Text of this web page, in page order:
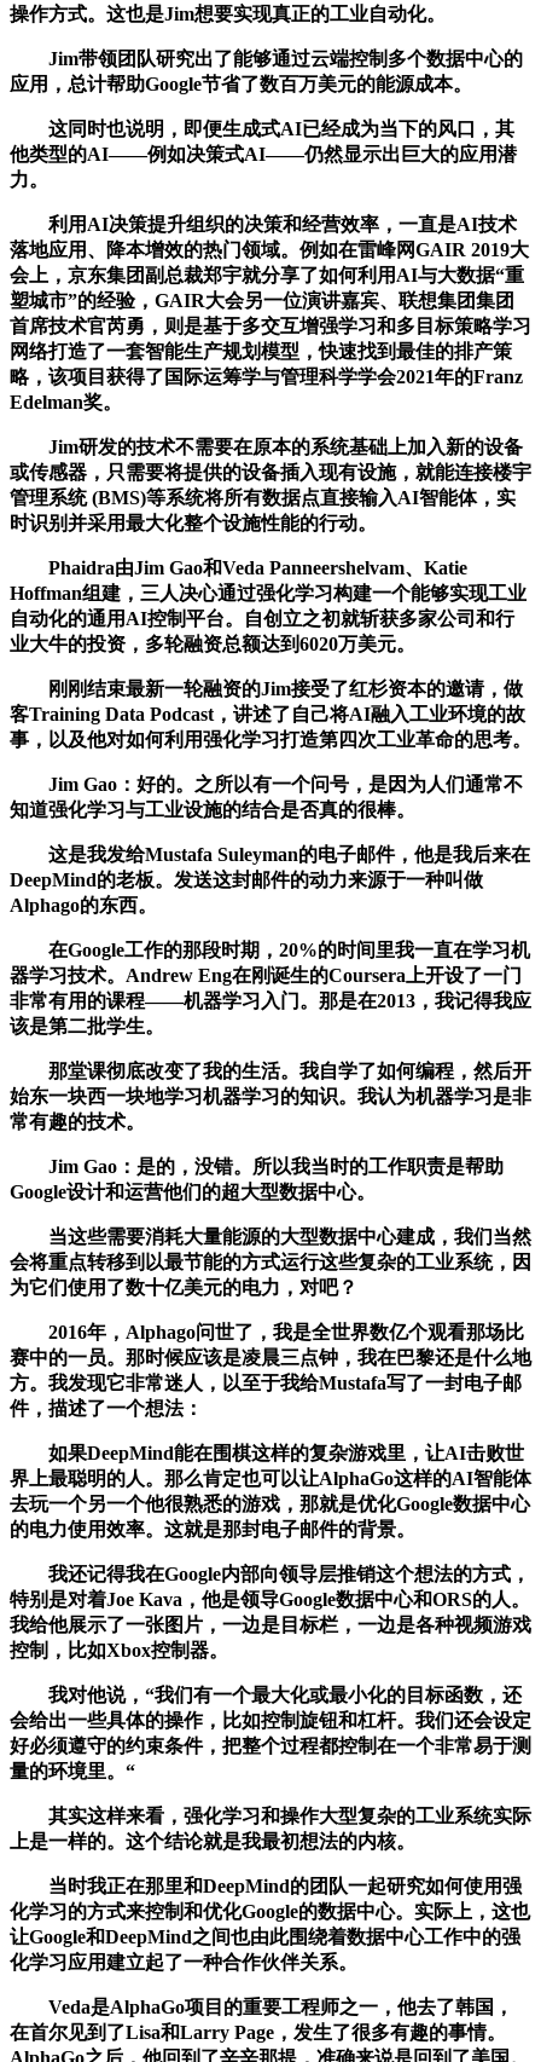
操作方式。这也是Jim想要实现真正的工业自动化。
Jim带领团队研究出了能够通过云端控制多个数据中心的
应用，总计帮助Google节省了数百万美元的能源成本。
这同时也说明，即便生成式AI已经成为当下的风口，其
他类型的AI——例如决策式AI——仍然显示出巨大的应用潜
力。
利用AI决策提升组织的决策和经营效率，一直是AI技术
落地应用、降本增效的热门领域。例如在雷峰网GAIR 2019大
会上，京东集团副总裁郑宇就分享了如何利用AI与大数据“重
塑城市”的经验，GAIR大会另一位演讲嘉宾、联想集团集团
首席技术官芮勇，则是基于多交互增强学习和多目标策略学习
网络打造了一套智能生产规划模型，快速找到最佳的排产策
略，该项目获得了国际运筹学与管理科学学会2021年的Franz
Edelman奖。
Jim研发的技术不需要在原本的系统基础上加入新的设备
或传感器，只需要将提供的设备插入现有设施，就能连接楼宇
管理系统 (BMS)等系统将所有数据点直接输入AI智能体，实
时识别并采用最大化整个设施性能的行动。
Phaidra由Jim Gao和Veda Panneershelvam、Katie
Hoffman组建，三人决心通过强化学习构建一个能够实现工业
自动化的通用AI控制平台。自创立之初就斩获多家公司和行
业大牛的投资，多轮融资总额达到6020万美元。
刚刚结束最新一轮融资的Jim接受了红杉资本的邀请，做
客Training Data Podcast，讲述了自己将AI融入工业环境的故
事，以及他对如何利用强化学习打造第四次工业革命的思考。
Jim Gao：好的。之所以有一个问号，是因为人们通常不
知道强化学习与工业设施的结合是否真的很棒。
这是我发给Mustafa Suleyman的电子邮件，他是我后来在
DeepMind的老板。发送这封邮件的动力来源于一种叫做
Alphago的东西。
在Google工作的那段时期，20%的时间里我一直在学习机
器学习技术。Andrew Eng在刚诞生的Coursera上开设了一门
非常有用的课程——机器学习入门。那是在2013，我记得我应
该是第二批学生。
那堂课彻底改变了我的生活。我自学了如何编程，然后开
始东一块西一块地学习机器学习的知识。我认为机器学习是非
常有趣的技术。
Jim Gao：是的，没错。所以我当时的工作职责是帮助
Google设计和运营他们的超大型数据中心。
当这些需要消耗大量能源的大型数据中心建成，我们当然
会将重点转移到以最节能的方式运行这些复杂的工业系统，因
为它们使用了数十亿美元的电力，对吧？
2016年，Alphago问世了，我是全世界数亿个观看那场比
赛中的一员。那时候应该是凌晨三点钟，我在巴黎还是什么地
方。我发现它非常迷人，以至于我给Mustafa写了一封电子邮
件，描述了一个想法：
如果DeepMind能在围棋这样的复杂游戏里，让AI击败世
界上最聪明的人。那么肯定也可以让AlphaGo这样的AI智能体
去玩一个另一个他很熟悉的游戏，那就是优化Google数据中心
的电力使用效率。这就是那封电子邮件的背景。
我还记得我在Google内部向领导层推销这个想法的方式，
特别是对着Joe Kava，他是领导Google数据中心和ORS的人。
我给他展示了一张图片，一边是目标栏，一边是各种视频游戏
控制，比如Xbox控制器。
我对他说，“我们有一个最大化或最小化的目标函数，还
会给出一些具体的操作，比如控制旋钮和杠杆。我们还会设定
好必须遵守的约束条件，把整个过程都控制在一个非常易于测
量的环境里。“
其实这样来看，强化学习和操作大型复杂的工业系统实际
上是一样的。这个结论就是我最初想法的内核。
当时我正在那里和DeepMind的团队一起研究如何使用强
化学习的方式来控制和优化Google的数据中心。实际上，这也
让Google和DeepMind之间也由此围绕着数据中心工作中的强
化学习应用建立起了一种合作伙伴关系。
Veda是AlphaGo项目的重要工程师之一，他去了韩国，
在首尔见到了Lisa和Larry Page，发生了很多有趣的事情。
AlphaGo之后，他回到了辛辛那提，准确来说是回到了美国。